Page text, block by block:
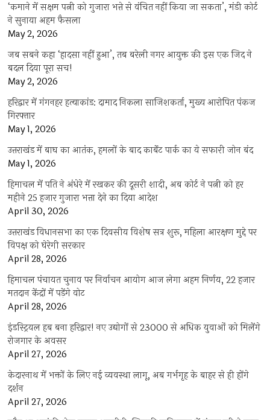
‘कमाने में सक्षम पत्नी को गुजारा भत्ते से वंचित नहीं किया जा सकता’, मंडी कोर्ट
ने सुनाया अहम फैसला
May 2, 2026
जब सबने कहा ‘हादसा नहीं हुआ’, तब बरेली नगर आयुक्त की इस एक जिद ने
बदल दिया पूरा सच!
May 2, 2026
हरिद्वार में गंगनहर हत्याकांड: दामाद निकला साजिशकर्ता, मुख्य आरोपित पंकज
गिरफ्तार
May 1, 2026
उत्तराखंड में बाघ का आतंक, हमलों के बाद कार्बेट पार्क का ये सफारी जोन बंद
May 1, 2026
हिमाचल में पति ने अंधेरे में रखकर की दूसरी शादी, अब कोर्ट ने पत्नी को हर
महीने 25 हजार गुजारा भत्ता देने का दिया आदेश
April 30, 2026
उत्तराखंड विधानसभा का एक दिवसीय विशेष सत्र शुरू, महिला आरक्षण मुद्दे पर
विपक्ष को घेरेगी सरकार
April 28, 2026
हिमाचल पंचायत चुनाव पर निर्वाचन आयोग आज लेगा अहम निर्णय, 22 हजार
मतदान केंद्रों में पड़ेंगे वोट
April 28, 2026
इंडस्ट्रियल हब बना हरिद्वार! नए उद्योगों से 23000 से अधिक युवाओं को मिलेंगे
रोजगार के अवसर
April 27, 2026
केदारनाथ में भक्तों के लिए नई व्यवस्था लागू, अब गर्भगृह के बाहर से ही होंगे
दर्शन
April 27, 2026